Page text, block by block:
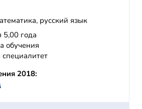
русский язык
5,00 года
обучения
2018: